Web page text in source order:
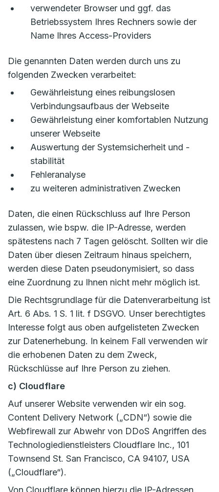
verwendeter Browser und ggf. das
Betriebssystem Ihres Rechners sowie der
Name Ihres Access-Providers
Die genannten Daten werden durch uns zu
folgenden Zwecken verarbeitet:
Gewährleistung eines reibungslosen
Verbindungsaufbaus der Webseite
Gewährleistung einer komfortablen Nutzung
unserer Webseite
Auswertung der Systemsicherheit und -
stabilität
Fehleranalyse
zu weiteren administrativen Zwecken
Daten, die einen Rückschluss auf Ihre Person
zulassen, wie bspw. die IP-Adresse, werden
spätestens nach 7 Tagen gelöscht. Sollten wir die
Daten über diesen Zeitraum hinaus speichern,
werden diese Daten pseudonymisiert, so dass
eine Zuordnung zu Ihnen nicht mehr möglich ist.
Die Rechtsgrundlage für die Datenverarbeitung ist
Art. 6 Abs. 1 S. 1 lit. f DSGVO. Unser berechtigtes
Interesse folgt aus oben aufgelisteten Zwecken
zur Datenerhebung. In keinem Fall verwenden wir
die erhobenen Daten zu dem Zweck,
Rückschlüsse auf Ihre Person zu ziehen.
c) Cloudflare
Auf unserer Website verwenden wir ein sog.
Content Delivery Network („CDN“) sowie die
Webfirewall zur Abwehr von DDoS Angriffen des
Technologiedienstleisters Cloudflare Inc., 101
Townsend St. San Francisco, CA 94107, USA
(„Cloudflare“).
Von Cloudflare können hierzu die IP-Adressen,